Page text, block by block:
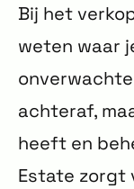
Bij het
weten waar
achteraf,
heeft en
Estate zorgt